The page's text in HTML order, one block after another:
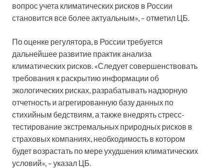
вопрос учета климатических рисков в России
становится все более актуальным», – отметил ЦБ.
По оценке регулятора, в России требуется
дальнейшее развитие практик анализа
климатических рисков. «Следует совершенствовать
требования к раскрытию информации об
экологических рисках, разрабатывать надзорную
отчетность и агрегированную базу данных по
стихийным бедствиям, а также внедрять стресс-
тестирование экстремальных природных рисков в
страховых компаниях, необходимость в котором
будет возрастать по мере ухудшения климатических
условий», – указал ЦБ.